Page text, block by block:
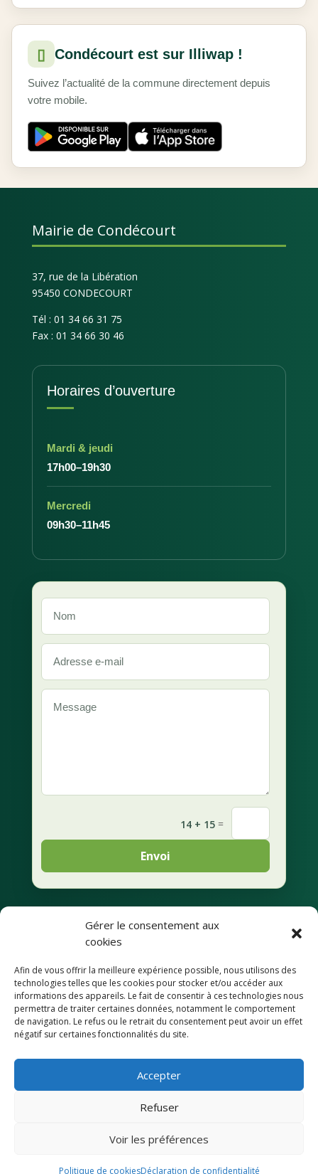
Gérer le consentement aux
cookies
Afin de vous offrir la meilleure expérience possible, nous utilisons des
technologies telles que les cookies pour stocker et/ou accéder aux
informations des appareils. Le fait de consentir à ces technologies nous
permettra de traiter certaines données, notamment le comportement
de navigation. Le refus ou le retrait du consentement peut avoir un effet
négatif sur certaines fonctionnalités du site.
Accepter
Refuser
Voir les préférences
Politique de cookiesDéclaration de confidentialité
▯ Condécourt est sur Illiwap !
Suivez l’actualité de la commune directement depuis
votre mobile.
Mairie de Condécourt
37, rue de la Libération
95450 CONDECOURT
Tél : 01 34 66 31 75
Fax : 01 34 66 30 46
Horaires d’ouverture
Mardi & jeudi
17h00–19h30
Mercredi
09h30–11h45
14 + 15 =
Envoi
Mentions légales
Déclaration de
confidentialité
Accessibilité
© Commune de Condécourt
Val-d’Oise